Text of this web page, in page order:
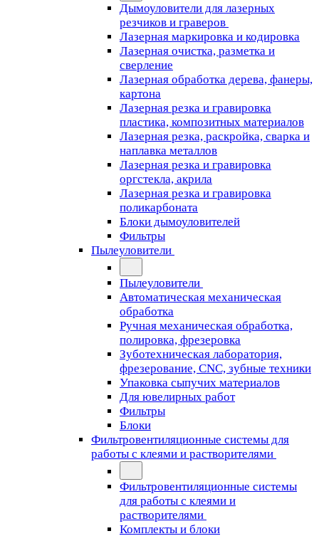
Дымоуловители для лазерных
резчиков и граверов
Лазерная маркировка и кодировка
Лазерная очистка, разметка и
сверление
Лазерная обработка дерева, фанеры,
картона
Лазерная резка и гравировка
пластика, композитных материалов
Лазерная резка, раскройка, сварка и
наплавка металлов
Лазерная резка и гравировка
оргстекла, акрила
Лазерная резка и гравировка
поликарбоната
Блоки дымоуловителей
Фильтры
Пылеуловители
Пылеуловители
Автоматическая механическая
обработка
Ручная механическая обработка,
полировка, фрезеровка
Зуботехническая лаборатория,
фрезерование, CNC, зубные техники
Упаковка сыпучих материалов
Для ювелирных работ
Фильтры
Блоки
Фильтровентиляционные системы для
работы с клеями и растворителями
Фильтровентиляционные системы
для работы с клеями и
растворителями
Комплекты и блоки